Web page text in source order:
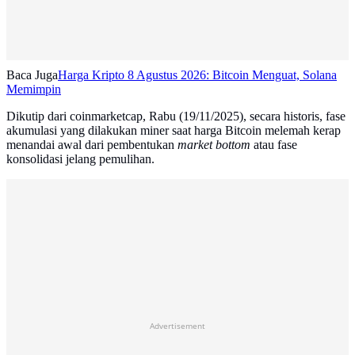
Baca JugaHarga Kripto 8 Agustus 2026: Bitcoin Menguat, Solana
Memimpin
Dikutip dari coinmarketcap, Rabu (19/11/2025), secara historis, fase
akumulasi yang dilakukan miner saat harga Bitcoin melemah kerap
menandai awal dari pembentukan market bottom atau fase
konsolidasi jelang pemulihan.
Advertisement